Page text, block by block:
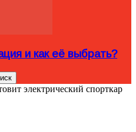
и как её выбрать?
электрический спорткар